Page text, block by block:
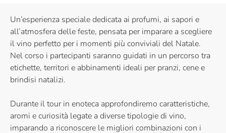
Un’esperienza speciale dedicata ai profumi, ai sapori e
all’atmosfera delle feste, pensata per imparare a scegliere
il vino perfetto per i momenti più conviviali del Natale.
Nel corso i partecipanti saranno guidati in un percorso tra
etichette, territori e abbinamenti ideali per pranzi, cene e
brindisi natalizi.
Durante il tour in enoteca approfondiremo caratteristiche,
aromi e curiosità legate a diverse tipologie di vino,
imparando a riconoscere le migliori combinazioni con i